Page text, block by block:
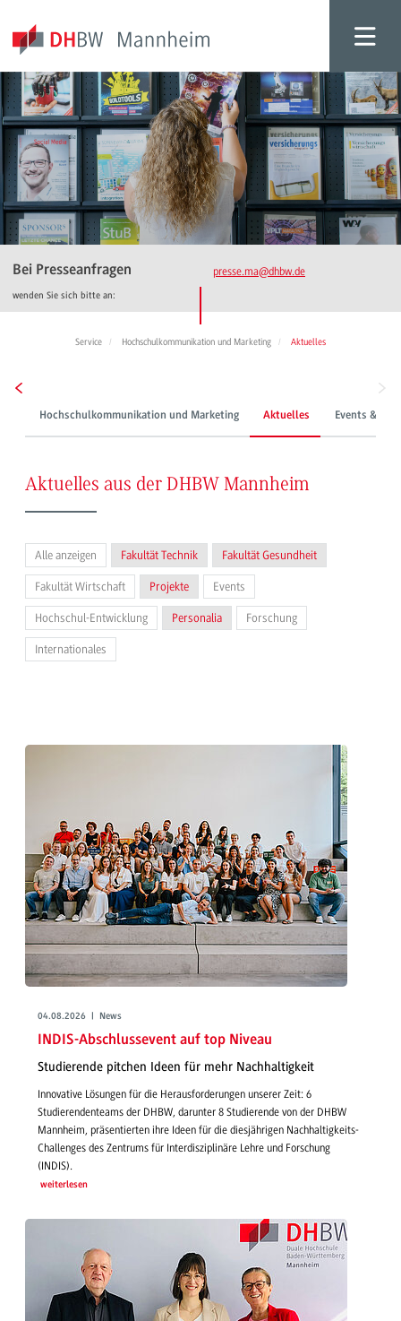
Bei Presseanfragen
wenden Sie sich bitte an:
presse.ma@dhbw.de
Service Hochschulkommunikation und Marketing Aktuelles
Hochschulkommunikation und Marketing Aktuelles Events &
Aktuelles aus der DHBW Mannheim
Alle anzeigen Fakultät Technik Fakultät Gesundheit
Fakultät Wirtschaft Projekte Events
Hochschul-Entwicklung Personalia Forschung
Internationales
04.08.2026 | News
INDIS-Abschlussevent auf top Niveau
Studierende pitchen Ideen für mehr Nachhaltigkeit
Innovative Lösungen für die Herausforderungen unserer Zeit: 6
Studierendenteams der DHBW, darunter 8 Studierende von der DHBW
Mannheim, präsentierten ihre Ideen für die diesjährigen Nachhaltigkeits-
Challenges des Zentrums für Interdisziplinäre Lehre und Forschung
(INDIS).
weiterlesen